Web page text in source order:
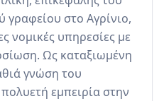
στο Αγρίνιο,
νομικές υπηρεσίες με
Ως καταξιωμένη
γνώση του
εμπειρία στην